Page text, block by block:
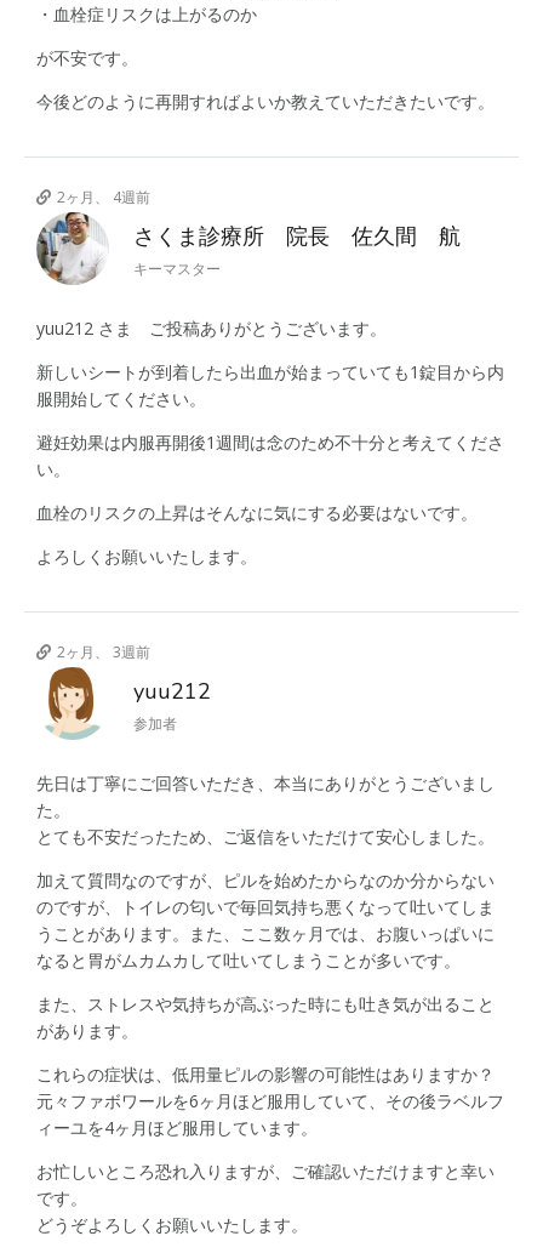
・血栓症リスクは上がるのか
が不安です。
今後どのように再開すればよいか教えていただきたいです。
2ヶ月、 4週前
さくま診療所 院長 佐久間 航
キーマスター
yuu212 さま ご投稿ありがとうございます。
新しいシートが到着したら出血が始まっていても1錠目から内
服開始してください。
避妊効果は内服再開後1週間は念のため不十分と考えてくださ
い。
血栓のリスクの上昇はそんなに気にする必要はないです。
よろしくお願いいたします。
2ヶ月、 3週前
yuu212
参加者
先日は丁寧にご回答いただき、本当にありがとうございまし
た。
とても不安だったため、ご返信をいただけて安心しました。
加えて質問なのですが、ピルを始めたからなのか分からない
のですが、トイレの匂いで毎回気持ち悪くなって吐いてしま
うことがあります。また、ここ数ヶ月では、お腹いっぱいに
なると胃がムカムカして吐いてしまうことが多いです。
また、ストレスや気持ちが高ぶった時にも吐き気が出ること
があります。
これらの症状は、低用量ピルの影響の可能性はありますか？
元々ファボワールを6ヶ月ほど服用していて、その後ラベルフ
ィーユを4ヶ月ほど服用しています。
お忙しいところ恐れ入りますが、ご確認いただけますと幸い
です。
どうぞよろしくお願いいたします。